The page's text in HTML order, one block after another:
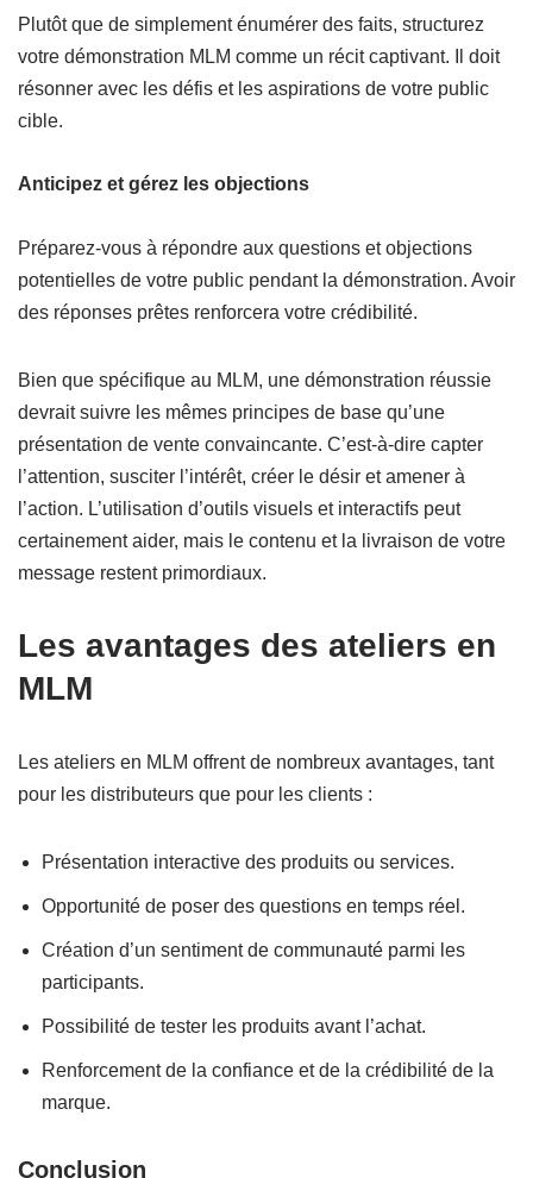
Plutôt que de simplement énumérer des faits, structurez
votre démonstration MLM comme un récit captivant. Il doit
résonner avec les défis et les aspirations de votre public
cible.
Anticipez et gérez les objections
Préparez-vous à répondre aux questions et objections
potentielles de votre public pendant la démonstration. Avoir
des réponses prêtes renforcera votre crédibilité.
Bien que spécifique au MLM, une démonstration réussie
devrait suivre les mêmes principes de base qu’une
présentation de vente convaincante. C’est-à-dire capter
l’attention, susciter l’intérêt, créer le désir et amener à
l’action. L’utilisation d’outils visuels et interactifs peut
certainement aider, mais le contenu et la livraison de votre
message restent primordiaux.
Les avantages des ateliers en
MLM
Les ateliers en MLM offrent de nombreux avantages, tant
pour les distributeurs que pour les clients :
Présentation interactive des produits ou services.
Opportunité de poser des questions en temps réel.
Création d’un sentiment de communauté parmi les
participants.
Possibilité de tester les produits avant l’achat.
Renforcement de la confiance et de la crédibilité de la
marque.
Conclusion